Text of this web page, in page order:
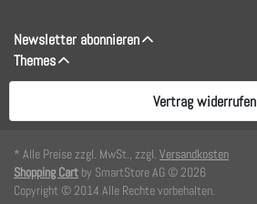
Newsletter abonnieren
Themes
Vertrag widerrufen
* Alle Preise zzgl. MwSt., zzgl. Versandkosten
Shopping Cart by SmartStore AG © 2026
Copyright © 2014 Alle Rechte vorbehalten.